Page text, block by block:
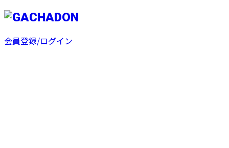
会員登録/ログイン